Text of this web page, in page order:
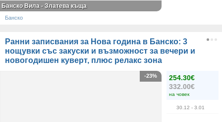
Банско Вила - Златева къща
Банско
Ранни записвания за Нова година в Банско: 3
нощувки със закуски и възможност за вечери и
новогодишен куверт, плюс релакс зона
254.30€
332.00€
на човек
30.12 - 3.01
-23%